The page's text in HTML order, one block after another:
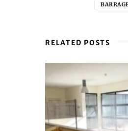
RELATED POSTS